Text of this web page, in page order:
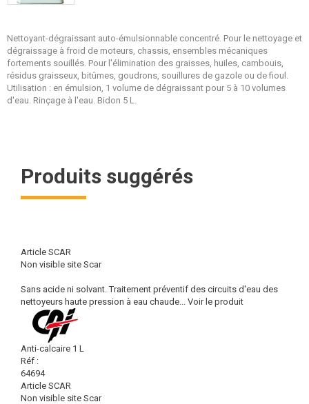
Nettoyant-dégraissant auto-émulsionnable concentré. Pour le nettoyage et
dégraissage à froid de moteurs, chassis, ensembles mécaniques
fortements souillés. Pour l'élimination des graisses, huiles, cambouis,
résidus graisseux, bitûmes, goudrons, souillures de gazole ou de fioul.
Utilisation : en émulsion, 1 volume de dégraissant pour 5 à 10 volumes
d'eau. Rinçage à l'eau. Bidon 5 L.
Produits suggérés
Article SCAR
Non visible site Scar
Sans acide ni solvant. Traitement préventif des circuits d'eau des
nettoyeurs haute pression à eau chaude... Voir le produit
Anti-calcaire 1 L
Réf :
64694
Article SCAR
Non visible site Scar